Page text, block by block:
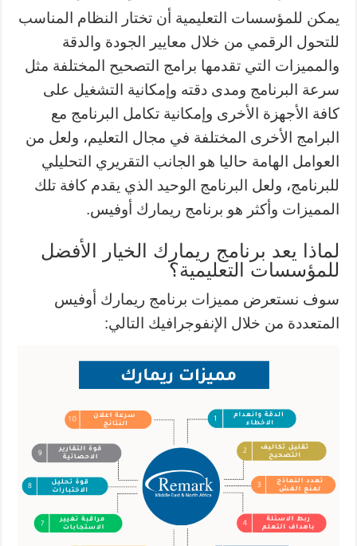
يمكن للمؤسسات التعليمية أن تختار النظام المناسب
للتحول الرقمي من خلال معايير الجودة والدقة
والمميزات التي تقدمها برامج التصحيح المختلفة مثل
سرعة البرنامج ومدى دقته وإمكانية التشغيل على
كافة الأجهزة الأخرى وإمكانية تكامل البرنامج مع
البرامج الأخرى المختلفة في مجال التعليم، ولعل من
العوامل الهامة حاليا هو الجانب التقريري التحليلي
للبرنامج، ولعل البرنامج الوحيد الذي يقدم كافة تلك
المميزات وأكثر هو برنامج ريمارك أوفيس.
لماذا يعد برنامج ريمارك الخيار الأفضل
للمؤسسات التعليمية؟
سوف نستعرض مميزات برنامج ريمارك أوفيس
المتعددة من خلال الإنفوجرافيك التالي: